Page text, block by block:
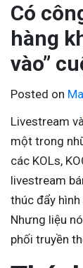
Có
hàng
vào”
Posted on
Livestream
một trong
các KOLs,
livestream
thúc đẩy
Nhưng liệu
phối truyền